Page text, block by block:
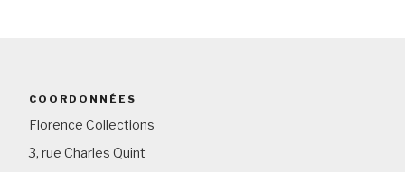
COORDONNÉES
Florence Collections
3, rue Charles Quint